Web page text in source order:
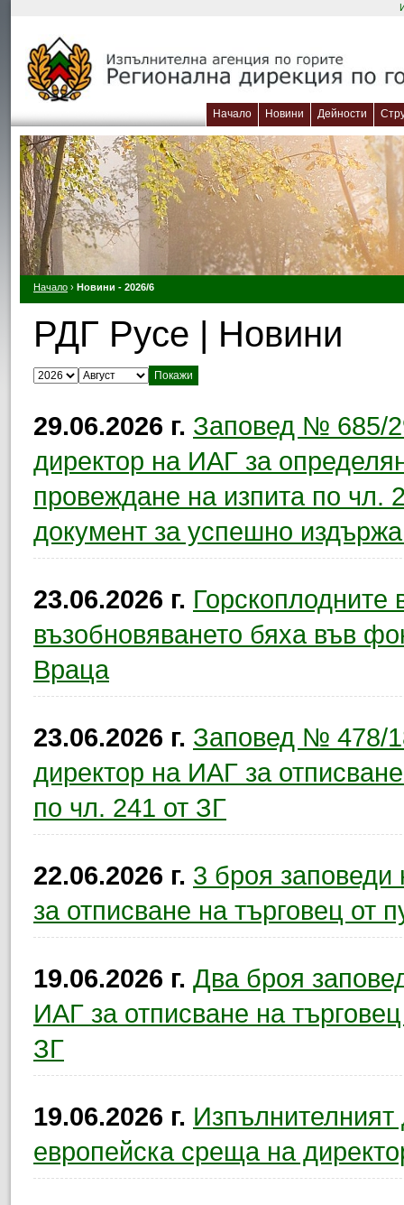
Начало Новини Дейности
Начало › Новини - 2026/6
РДГ Русе | Новини
Изберете година:Изберете месец:
29.06.2026 г. Заповед № 685/
директор на ИАГ за
провеждане на изпита по чл.
документ за успешно
23.06.2026 г. Горскоплодните
възобновяването бяха във
Враца
23.06.2026 г. Заповед № 478/
директор на ИАГ за
по чл. 241 от ЗГ
22.06.2026 г. 3 броя
за отписване на търговец от
19.06.2026 г. Два броя
ИАГ за отписване на
ЗГ
19.06.2026 г.
европейска среща на